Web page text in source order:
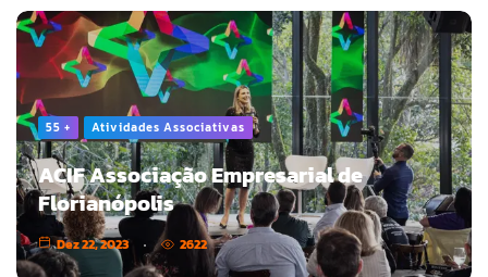
55 + Atividades Associativas
ACIF Associação Empresarial de
Florianópolis
Dez 22, 2023 2622